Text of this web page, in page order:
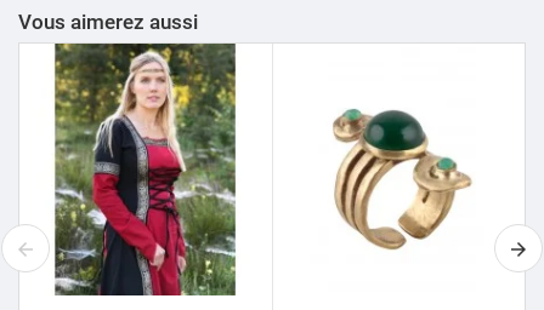
Vous aimerez aussi